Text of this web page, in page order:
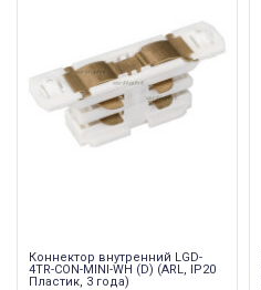
Коннектор внутренний LGD-
4TR-CON-MINI-WH (D) (ARL, IP20
Пластик, 3 года)